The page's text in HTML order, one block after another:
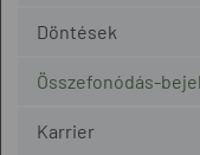
Döntések
Összefonódás-
Karrier